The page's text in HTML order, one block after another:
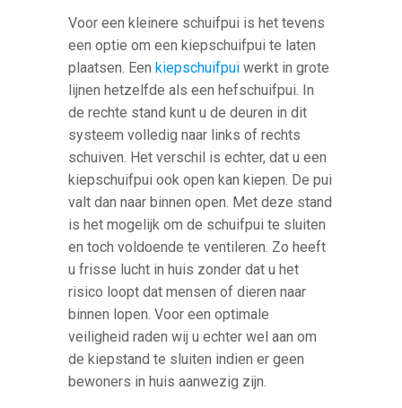
Voor een kleinere schuifpui is het tevens
een optie om een kiepschuifpui te laten
plaatsen. Een kiepschuifpui werkt in grote
lijnen hetzelfde als een hefschuifpui. In
de rechte stand kunt u de deuren in dit
systeem volledig naar links of rechts
schuiven. Het verschil is echter, dat u een
kiepschuifpui ook open kan kiepen. De pui
valt dan naar binnen open. Met deze stand
is het mogelijk om de schuifpui te sluiten
en toch voldoende te ventileren. Zo heeft
u frisse lucht in huis zonder dat u het
risico loopt dat mensen of dieren naar
binnen lopen. Voor een optimale
veiligheid raden wij u echter wel aan om
de kiepstand te sluiten indien er geen
bewoners in huis aanwezig zijn.